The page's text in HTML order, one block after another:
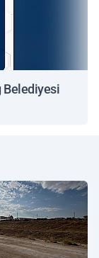
Belediyesi